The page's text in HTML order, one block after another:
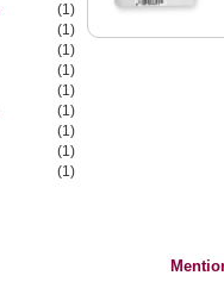
(1)
(1)
(1)
(1)
(1)
(1)
(1)
(1)
(1)